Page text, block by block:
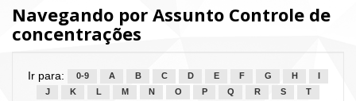
Navegando por Assunto Controle de
concentrações
Ir para: 0-9 A B C D E F G H
J
K L M N O P Q R S
T